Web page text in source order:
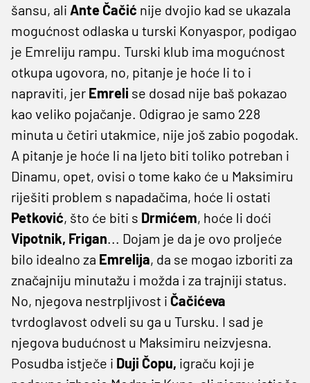
šansu, ali Ante Čačić nije dvojio kad se ukazala
mogućnost odlaska u turski Konyaspor, podigao
je Emreliju rampu. Turski klub ima mogućnost
otkupa ugovora, no, pitanje je hoće li to i
napraviti, jer Emreli se dosad nije baš pokazao
kao veliko pojačanje. Odigrao je samo 228
minuta u četiri utakmice, nije još zabio pogodak.
A pitanje je hoće li na ljeto biti toliko potreban i
Dinamu, opet, ovisi o tome kako će u Maksimiru
riješiti problem s napadačima, hoće li ostati
Petković, što će biti s Drmićem, hoće li doći
Vipotnik, Frigan ... Dojam je da je ovo proljeće
bilo idealno za Emrelija, da se mogao izboriti za
značajniju minutažu i možda i za trajniji status.
No, njegova nestrpljivost i Čačićeva
tvrdoglavost odveli su ga u Tursku. I sad je
njegova budućnost u Maksimiru neizvjesna.
Posudba istječe i Duji Čopu, igraču koji je